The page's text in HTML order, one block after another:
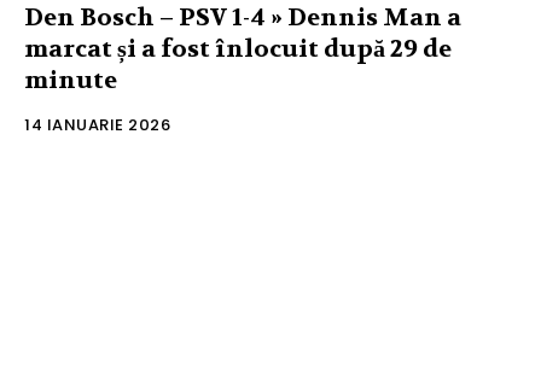
Den Bosch – PSV 1-4 » Dennis Man a
marcat și a fost înlocuit după 29 de
minute
14 IANUARIE 2026